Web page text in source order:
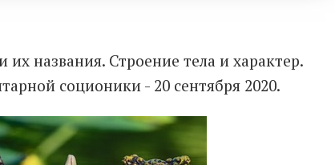
названия. Строение тела и характер.
соционики - 20 сентября 2020.